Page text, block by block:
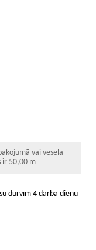
vai vesela
ir 50,00 m
durvīm 4 darba dienu